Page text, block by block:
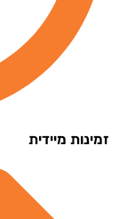
מיידית